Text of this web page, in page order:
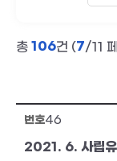
총 106건 (7/11
46
2021. 6. 사립유